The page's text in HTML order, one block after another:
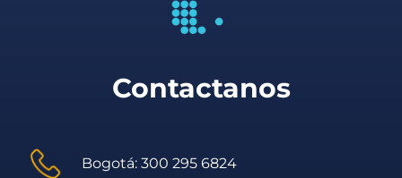
Contactanos
Bogotá: 300 295 6824